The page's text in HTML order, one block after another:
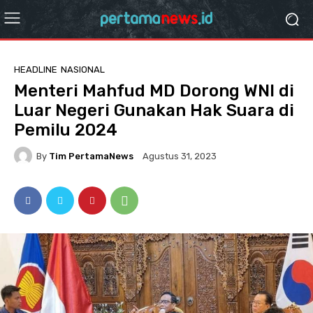
HEADLINE NASIONAL
Menteri Mahfud MD Dorong WNI di
Luar Negeri Gunakan Hak Suara di
Pemilu 2024
By Tim PertamaNews Agustus 31, 2023